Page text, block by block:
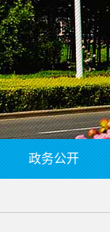
政务公开